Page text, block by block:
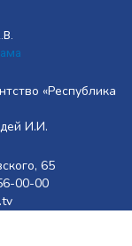
«Республика
И.И.
65
00-00